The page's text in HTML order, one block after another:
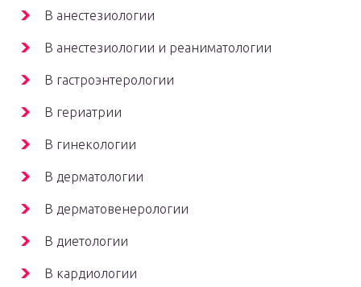
В анестезиологии
В анестезиологии и реаниматологии
В гастроэнтерологии
В гериатрии
В гинекологии
В дерматологии
В дерматовенерологии
В диетологии
В кардиологии